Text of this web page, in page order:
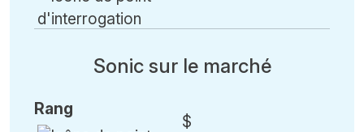
Sonic sur le marché
Rang
$